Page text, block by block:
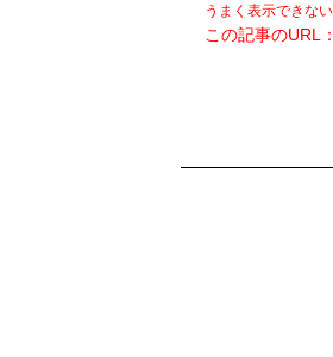
うまく表示できな
この記事のURL：